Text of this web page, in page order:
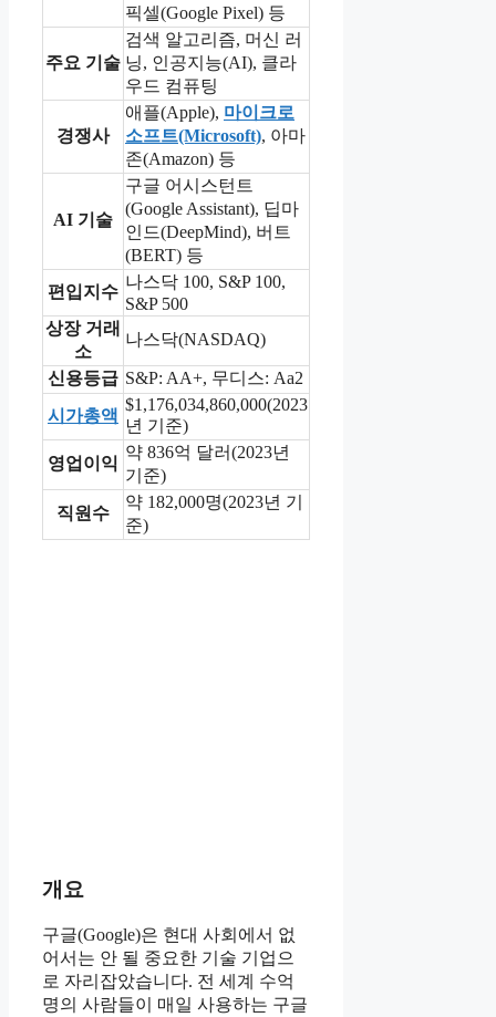
픽셀(Google Pixel) 등
주요 기술
검색 알고리즘, 머신 러
닝, 인공지능(AI), 클라
우드 컴퓨팅
경쟁사
애플(Apple), 마이크로
소프트(Microsoft), 아마
존(Amazon) 등
AI 기술
구글 어시스턴트
(Google Assistant), 딥마
인드(DeepMind), 버트
(BERT) 등
편입지수
나스닥 100, S&P 100,
S&P 500
상장 거래
소
나스닥(NASDAQ)
신용등급 S&P: AA+, 무디스: Aa2
시가총액
$1,176,034,860,000(2023
년 기준)
영업이익
약 836억 달러(2023년
기준)
직원수
약 182,000명(2023년 기
준)
개요
구글(Google)은 현대 사회에서 없
어서는 안 될 중요한 기술 기업으
로 자리잡았습니다. 전 세계 수억
명의 사람들이 매일 사용하는 구글